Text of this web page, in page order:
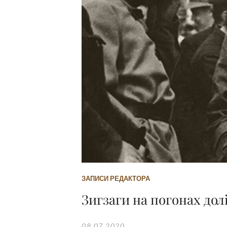
ЗАПИСИ РЕДАКТОРА
Зигзаги на погонах